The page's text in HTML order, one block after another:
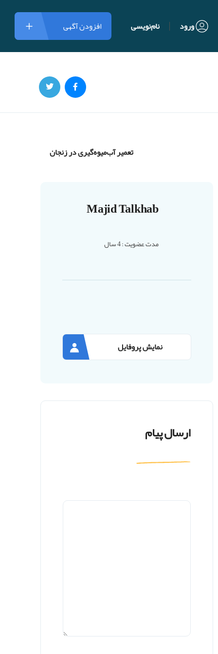
ورود نام‌نویسی افزودن آگهی
تعمیر آب‌میوه‌گیری در زنجان
Majid Talkhab
مدت عضویت : 4 سال
نمایش پروفایل
ارسال پیام